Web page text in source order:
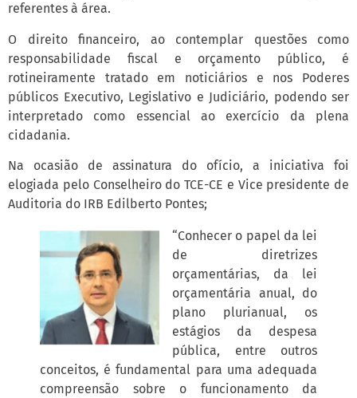
referentes à área.
O direito financeiro, ao contemplar questões como
responsabilidade fiscal e orçamento público, é
rotineiramente tratado em noticiários e nos Poderes
públicos Executivo, Legislativo e Judiciário, podendo ser
interpretado como essencial ao exercício da plena
cidadania.
Na ocasião de assinatura do ofício, a iniciativa foi
elogiada pelo Conselheiro do TCE-CE e Vice presidente de
Auditoria do IRB Edilberto Pontes;
“Conhecer o papel da lei
de diretrizes
orçamentárias, da lei
orçamentária anual, do
plano plurianual, os
estágios da despesa
pública, entre outros
conceitos, é fundamental para uma adequada
compreensão sobre o funcionamento da